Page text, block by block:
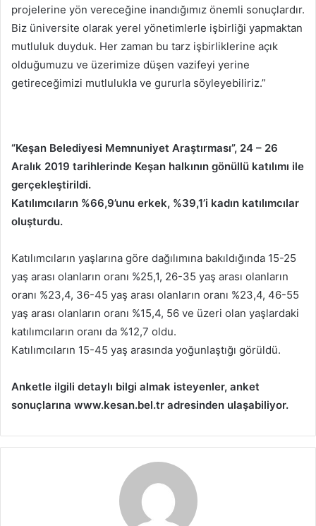
projelerine yön vereceğine inandığımız önemli sonuçlardır.
Biz üniversite olarak yerel yönetimlerle işbirliği yapmaktan
mutluluk duyduk. Her zaman bu tarz işbirliklerine açık
olduğumuzu ve üzerimize düşen vazifeyi yerine
getireceğimizi mutlulukla ve gururla söyleyebiliriz.”
“Keşan Belediyesi Memnuniyet Araştırması”, 24 – 26
Aralık 2019 tarihlerinde Keşan halkının gönüllü katılımı ile
gerçekleştirildi.
Katılımcıların %66,9’unu erkek, %39,1’i kadın katılımcılar
oluşturdu.
Katılımcıların yaşlarına göre dağılımına bakıldığında 15-25
yaş arası olanların oranı %25,1, 26-35 yaş arası olanların
oranı %23,4, 36-45 yaş arası olanların oranı %23,4, 46-55
yaş arası olanların oranı %15,4, 56 ve üzeri olan yaşlardaki
katılımcıların oranı da %12,7 oldu.
Katılımcıların 15-45 yaş arasında yoğunlaştığı görüldü.
Anketle ilgili detaylı bilgi almak isteyenler, anket
sonuçlarına www.kesan.bel.tr adresinden ulaşabiliyor.